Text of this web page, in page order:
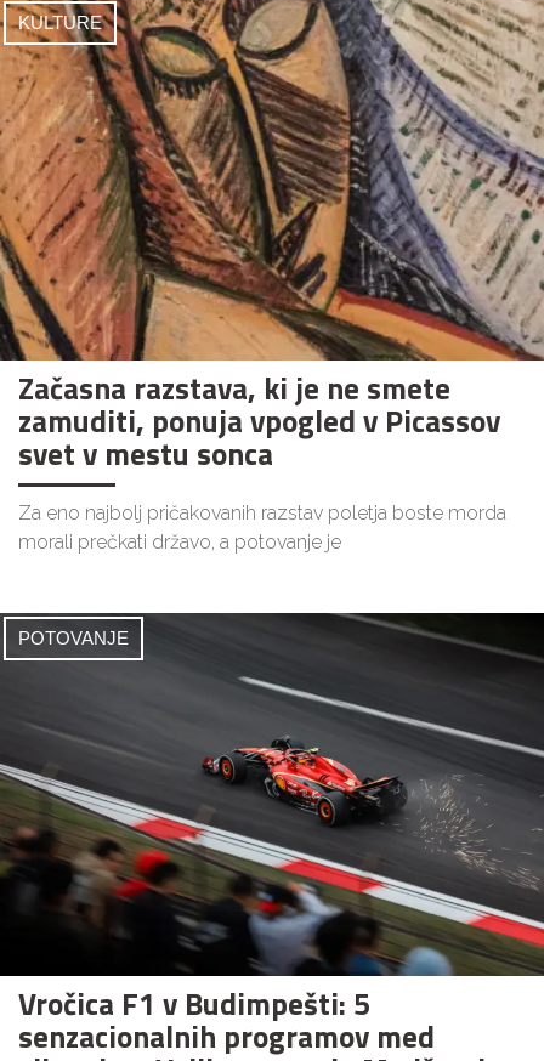
KULTURE
Začasna razstava, ki je ne smete
zamuditi, ponuja vpogled v Picassov
svet v mestu sonca
Za eno najbolj pričakovanih razstav poletja boste morda
morali prečkati državo, a potovanje je
POTOVANJE
Vročica F1 v Budimpešti: 5
senzacionalnih programov med